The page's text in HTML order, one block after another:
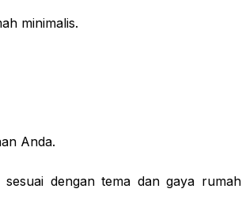
minimalis.
Anda.
dengan tema dan gaya rumah